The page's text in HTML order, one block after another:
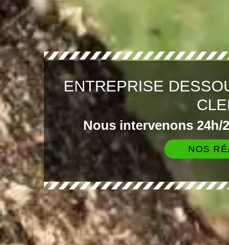
ENTREPRISE
Nous intervenons 24h/
NOS